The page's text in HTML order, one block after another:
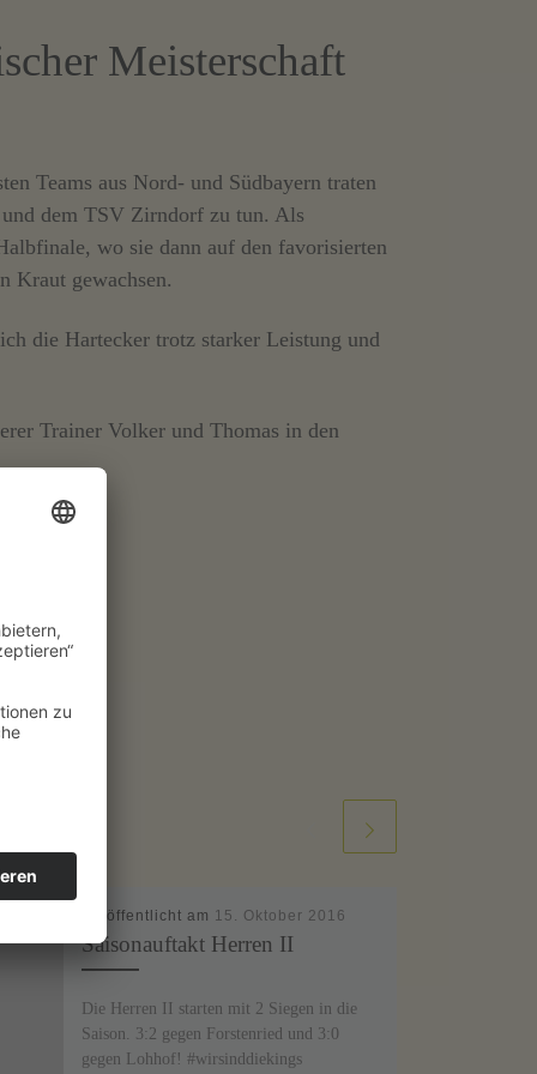
Meisterschaft
Teams aus Nord- und Südbayern traten
und dem TSV Zirndorf zu tun. Als
wo sie dann auf den favorisierten
Kraut gewachsen.
die Hartecker trotz starker Leistung und
Trainer Volker und Thomas in den
Veröffentlicht am 15. Oktober 2016
Saisonauftakt Herren II
Die Herren II starten mit 2 Siegen in die
Saison. 3:2 gegen Forstenried und 3:0
gegen Lohhof! #wirsinddiekings